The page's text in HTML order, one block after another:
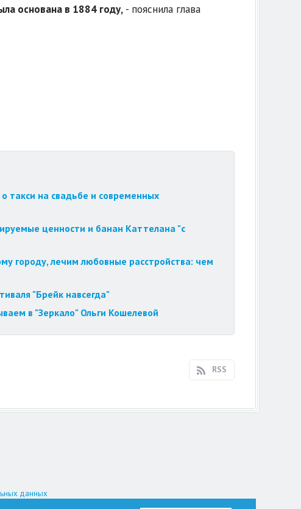
основана в 1884 году,- пояснила глава
такси на свадьбе и современных
ценности и банан Каттелана "с
городу, лечим любовные расстройства: чем
"Брейк навсегда"
в "Зеркало" Ольги Кошелевой
RSS
данных